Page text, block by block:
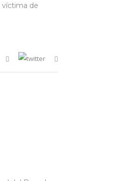
víctima de